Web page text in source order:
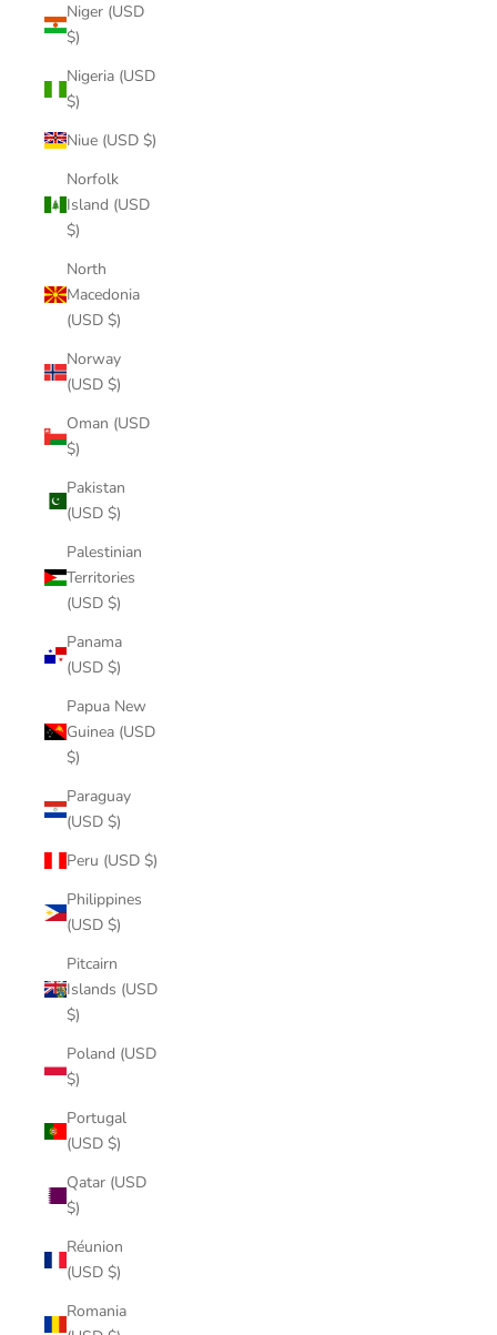
Niger (USD
$)
Nigeria (USD
$)
Niue (USD $)
Norfolk
Island (USD
$)
North
Macedonia
(USD $)
Norway
(USD $)
Oman (USD
$)
Pakistan
(USD $)
Palestinian
Territories
(USD $)
Panama
(USD $)
Papua New
Guinea (USD
$)
Paraguay
(USD $)
Peru (USD $)
Philippines
(USD $)
Pitcairn
Islands (USD
$)
Poland (USD
$)
Portugal
(USD $)
Qatar (USD
$)
Réunion
(USD $)
Romania